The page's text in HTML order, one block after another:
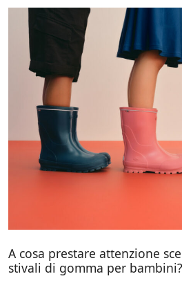
A cosa prestare attenzione
stivali di gomma per bambini?